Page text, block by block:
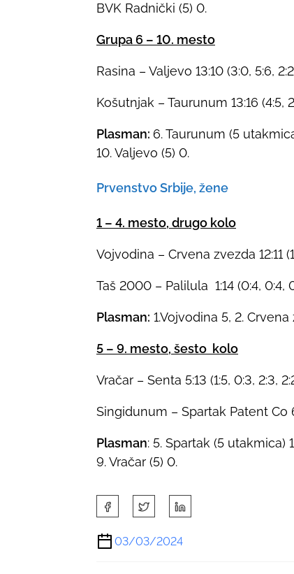
BVK Radnički (5) 0.
Grupa 6 – 10. mesto
Rasina – Valjevo 13:10 (3:0, 5:6,
Košutnjak – Taurunum 13:16 (4:5,
Plasman: 6. Taurunum (5
10. Valjevo (5) 0.
Prvenstvo Srbije, žene
1 – 4. mesto, drugo kolo
Vojvodina – Crvena zvezda 12:11
Taš 2000 – Palilula 1:14 (0:4, 0:4,
Plasman: 1.Vojvodina 5, 2.
5 – 9. mesto, šesto kolo
Vračar – Senta 5:13 (1:5, 0:3, 2:3,
Singidunum – Spartak Patent Co
Plasman: 5. Spartak (5 utakmica)
9. Vračar (5) 0.
h
a
r
03/03/2024